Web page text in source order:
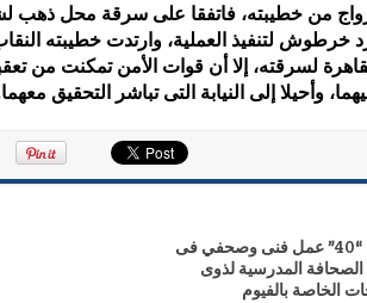
من خطيبته، فاتفقا على سرقة محل ذهب
خرطوش لتنفيذ العملية، وارتدت خطيبته
لسرقته، إلا أن قوات الأمن تمكنت من
وأحيلا إلى النيابة التى تباشر التحقيق
بالصور: “40” عمل فنى وصحفي فى
المدرسية لذوى
الخاصة بالفيوم